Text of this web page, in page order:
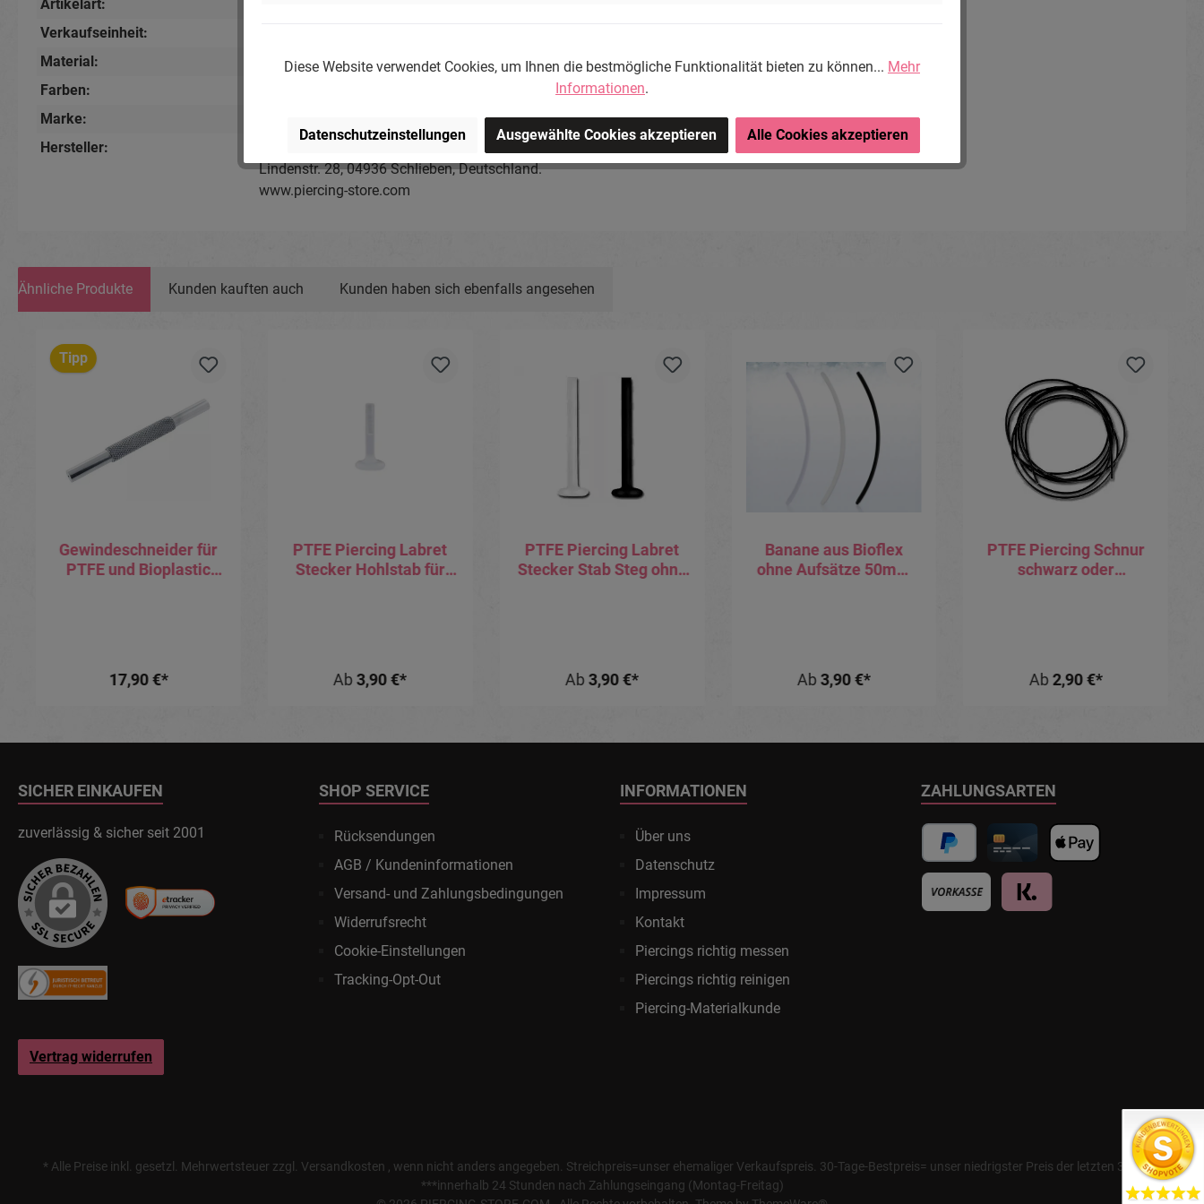
Artikelart:
Verkaufseinheit:
Material:
Chirurgenstahl 316L
Farben:
Marke:
Hersteller:
Michael Jakob, Piercing-Store.com, Wehrhainer
Lindenstr. 28, 04936 Schlieben, Deutschland.
www.piercing-store.com
Ähnliche Produkte Kunden kauften auch Kunden haben sich ebenfalls angesehen
Tipp
Gewindeschneider für
PTFE und Bioplastic
17,90 €*
PTFE Piercing Labret
Stecker Hohlstab für
Ab3,90 €*
PTFE Piercing Labret
Stecker Stab Steg ohne
Ab 3,90 €*
Banane aus Bioflex
ohne Aufsätze 50mm
Ab 3,90 €*
PTFE Piercing Schnur
schwarz oder
Ab 2,90 €*
SICHER EINKAUFEN
zuverlässig & sicher seit 2001
Vertrag widerrufen
SHOP SERVICE
Rücksendungen
AGB / Kundeninformationen
Versand- und Zahlungsbedingungen
Widerrufsrecht
Cookie-Einstellungen
Tracking-Opt-Out
INFORMATIONEN
Über uns
Datenschutz
Impressum
Kontakt
Piercings richtig messen
Piercings richtig reinigen
Piercing-Materialkunde
ZAHLUNGSARTEN
* Alle Preise inkl. gesetzl. Mehrwertsteuer zzgl. Versandkosten , wenn nicht anders angegeben. Streichpreis=unser ehemaliger Verkaufspreis. 30-Tage-Bestpreis= unser niedrigster Preis der letzten 30 Tage
***innerhalb 24 Stunden nach Zahlungseingang (Montag-Freitag)
Diese Website verwendet Cookies, um Ihnen die bestmögliche Funktionalität bieten zu können... Mehr
Informationen.
Datenschutzeinstellungen Ausgewählte Cookies akzeptieren Alle Cookies akzeptieren